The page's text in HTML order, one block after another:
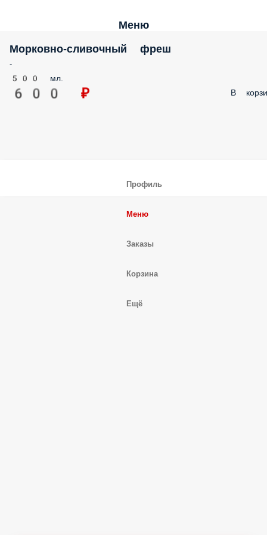
Меню
Морковно-сливочный фреш
-
500 мл.
600 ₽ В
Профиль
Меню
Заказы
Корзина
Ещё